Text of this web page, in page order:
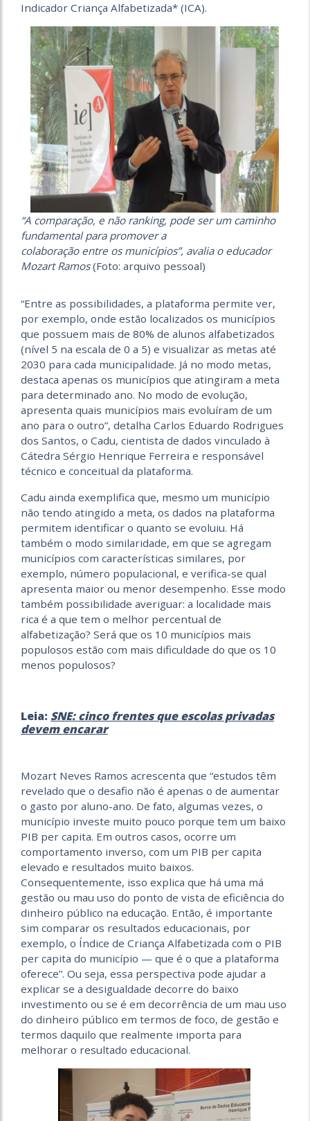
Indicador Criança Alfabetizada* (ICA).
“A comparação, e não ranking, pode ser um caminho
fundamental para promover a
colaboração entre os municípios”, avalia o educador
Mozart Ramos(Foto: arquivo pessoal)
“Entre as possibilidades, a plataforma permite ver,
por exemplo, onde estão localizados os municípios
que possuem mais de 80% de alunos alfabetizados
(nível 5 na escala de 0 a 5) e visualizar as metas até
2030 para cada municipalidade. Já no modo metas,
destaca apenas os municípios que atingiram a meta
para determinado ano. No modo de evolução,
apresenta quais municípios mais evoluíram de um
ano para o outro”, detalha Carlos Eduardo Rodrigues
dos Santos, o Cadu, cientista de dados vinculado à
Cátedra Sérgio Henrique Ferreira e responsável
técnico e conceitual da plataforma.
Cadu ainda exemplifica que, mesmo um município
não tendo atingido a meta, os dados na plataforma
permitem identificar o quanto se evoluiu. Há
também o modo similaridade, em que se agregam
municípios com características similares, por
exemplo, número populacional, e verifica-se qual
apresenta maior ou menor desempenho. Esse modo
também possibilidade averiguar: a localidade mais
rica é a que tem o melhor percentual de
alfabetização? Será que os 10 municípios mais
populosos estão com mais dificuldade do que os 10
menos populosos?
Leia: SNE: cinco frentes que escolas privadas
devem encarar
Mozart Neves Ramos acrescenta que “estudos têm
revelado que o desafio não é apenas o de aumentar
o gasto por aluno-ano. De fato, algumas vezes, o
município investe muito pouco porque tem um baixo
PIB per capita. Em outros casos, ocorre um
comportamento inverso, com um PIB per capita
elevado e resultados muito baixos.
Consequentemente, isso explica que há uma má
gestão ou mau uso do ponto de vista de eficiência do
dinheiro público na educação. Então, é importante
sim comparar os resultados educacionais, por
exemplo, o Índice de Criança Alfabetizada com o PIB
per capita do município — que é o que a plataforma
oferece”. Ou seja, essa perspectiva pode ajudar a
explicar se a desigualdade decorre do baixo
investimento ou se é em decorrência de um mau uso
do dinheiro público em termos de foco, de gestão e
termos daquilo que realmente importa para
melhorar o resultado educacional.